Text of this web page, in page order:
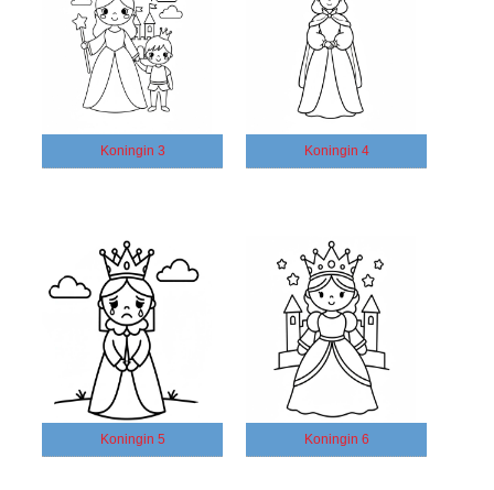
Koningin 3 Koningin 4
Koningin 5 Koningin 6